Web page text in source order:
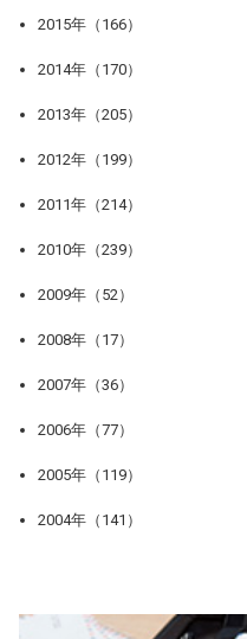
2015年（166）
2014年（170）
2013年（205）
2012年（199）
2011年（214）
2010年（239）
2009年（52）
2008年（17）
2007年（36）
2006年（77）
2005年（119）
2004年（141）